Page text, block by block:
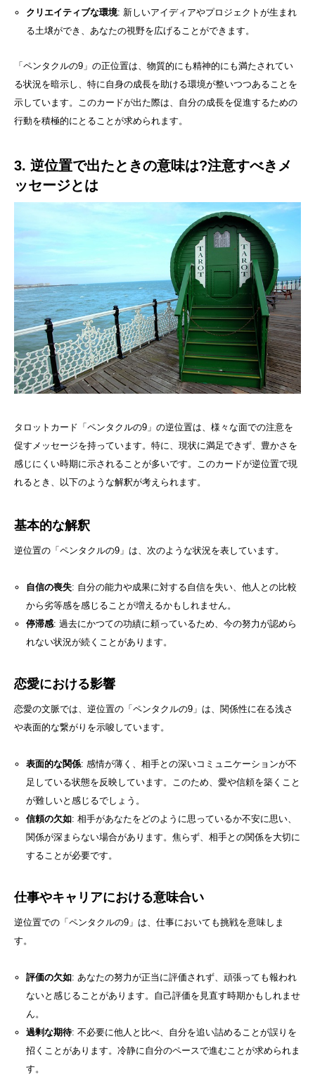
クリエイティブな環境: 新しいアイディアやプロジェクトが生まれ
る土壌ができ、あなたの視野を広げることができます。
「ペンタクルの9」の正位置は、物質的にも精神的にも満たされてい
る状況を暗示し、特に自身の成長を助ける環境が整いつつあることを
示しています。このカードが出た際は、自分の成長を促進するための
行動を積極的にとることが求められます。
3. 逆位置で出たときの意味は?注意すべきメ
ッセージとは
タロットカード「ペンタクルの9」の逆位置は、様々な面での注意を
促すメッセージを持っています。特に、現状に満足できず、豊かさを
感じにくい時期に示されることが多いです。このカードが逆位置で現
れるとき、以下のような解釈が考えられます。
基本的な解釈
逆位置の「ペンタクルの9」は、次のような状況を表しています。
自信の喪失: 自分の能力や成果に対する自信を失い、他人との比較
から劣等感を感じることが増えるかもしれません。
停滞感: 過去にかつての功績に頼っているため、今の努力が認めら
れない状況が続くことがあります。
恋愛における影響
恋愛の文脈では、逆位置の「ペンタクルの9」は、関係性に在る浅さ
や表面的な繋がりを示唆しています。
表面的な関係: 感情が薄く、相手との深いコミュニケーションが不
足している状態を反映しています。このため、愛や信頼を築くこと
が難しいと感じるでしょう。
信頼の欠如: 相手があなたをどのように思っているか不安に思い、
関係が深まらない場合があります。焦らず、相手との関係を大切に
することが必要です。
仕事やキャリアにおける意味合い
逆位置での「ペンタクルの9」は、仕事においても挑戦を意味しま
す。
評価の欠如: あなたの努力が正当に評価されず、頑張っても報われ
ないと感じることがあります。自己評価を見直す時期かもしれませ
ん。
過剰な期待: 不必要に他人と比べ、自分を追い詰めることが誤りを
招くことがあります。冷静に自分のペースで進むことが求められま
す。